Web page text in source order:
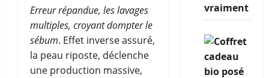
Erreur répandue, les lavages
multiples, croyant dompter le
sébum. Effet inverse assuré,
la peau riposte, déclenche
une production massive,
vraiment